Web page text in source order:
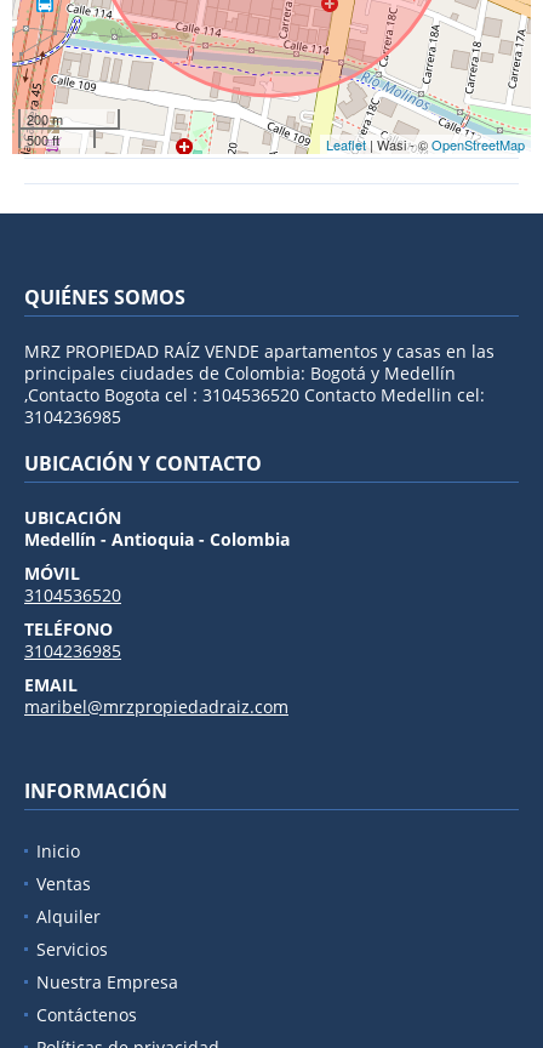
200 m
500 ft
Leaflet | Wasi - ©OpenStreetMap
QUIÉNES SOMOS
MRZ PROPIEDAD RAÍZ VENDE apartamentos y casas en las
principales ciudades de Colombia: Bogotá y Medellín
,Contacto Bogota cel : 3104536520 Contacto Medellin cel:
3104236985
UBICACIÓN Y CONTACTO
UBICACIÓN
Medellín - Antioquia - Colombia
MÓVIL
3104536520
TELÉFONO
3104236985
EMAIL
maribel@mrzpropiedadraiz.com
INFORMACIÓN
Inicio
Ventas
Alquiler
Servicios
Nuestra Empresa
Contáctenos